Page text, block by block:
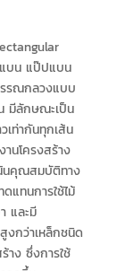
แบน แป๊ปแบน
รรณกลวงแบบ
มีลักษณะเป็น
เท่ากันทุกเส้น
านโครงสร้าง
น้นคุณสมบัติทาง
แทนการใช้ไม้
และมี
กว่าเหล็กชนิด
าง ซึ่งการใช้